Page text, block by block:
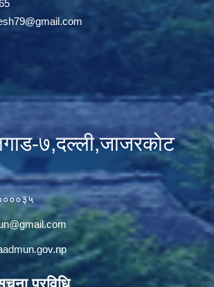
७,दल्ली,जाजरकाेट